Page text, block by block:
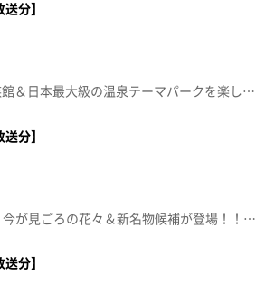
分】
【夏休みおすすめスポットin福島】東北最大級の水族館＆日本最大級の温泉テーマパークを楽しむ！【デパスパ一番のり！】イケア仙台から生中継！【ナマなキッチン】ナスの油焼き 挽き肉あん【本間ちゃん流 今日の方言五七五】これであなたも方言の達人！？知って納得、聞いて爆笑！今から使える方言の“ツウ”な言い回しを本間ちゃん流に教えちゃいます。※紹介した催事等は終了している場合があります。※紹介した商品等は取り扱いが終了している場合があります。
分】
【温泉ハンター！】グリーンシーズン秋保で癒し旅！今が見ごろの花々＆新名物候補が登場！！【突撃！ナマイキカカク】 ■あいのや石巻のぞみ野店【住所】石巻市のぞみ野二丁目2-1【営業時間】0225-90-3344【電話番号】9:30～20:00ナマなキッチン「フルーツたっぷり冷やし中華」【本間ちゃん流方言五七五】これであなたも方言の達人！？知って納得、聞いて爆笑！？今から使える方言の“ツウ”な言い回しを教えちゃいます※紹介した催事等は終了している場合があります。※紹介した商品等は取り扱いが終了している場合があります。
分】